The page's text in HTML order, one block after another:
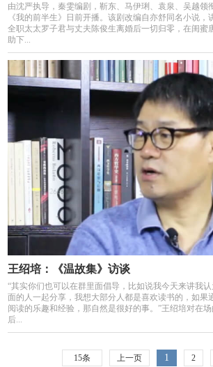
由沈严执导，秦雯编剧，靳东、马伊琍、袁泉、吴越领
《我的前半生》日前开播。该剧改编自亦舒同名小说，
全职太太罗子君与丈夫陈俊生离婚后一切归零，在闺蜜
助下...
王绍培：《温故集》访谈
“其实你们也可以在群里面倡导，比如说我今天来讲我
面的人一起分享，我想大部分人都是喜欢读书的，如果
阅读的乐趣和经验，那自然是很好的事。”王绍培对在
后...
15条 上一页 1 2